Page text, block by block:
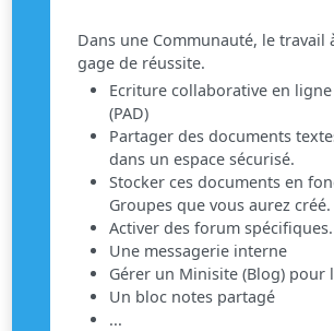
Dans une Communauté, le travail
gage de réussite.
Ecriture collaborative en
(PAD)
Partager des documents
dans un espace sécurisé.
Stocker ces documents en
Groupes que vous aurez créé.
Activer des forum spécifiques.
Une messagerie interne
Gérer un Minisite (Blog) pour
Un bloc notes partagé
...